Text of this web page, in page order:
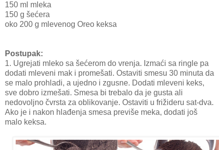
150 ml mleka
150 g šećera
oko 200 g mlevenog Oreo keksa
Postupak:
1. Ugrejati mleko sa šećerom do vrenja. Izmaći sa ringle pa
dodati mleveni mak i promešati. Ostaviti smesu 30 minuta da
se malo prohladi, a ujedno i zgusne. Dodati mleveni keks,
sve dobro izmešati. Smesa bi trebalo da je gusta ali
nedovoljno čvrsta za oblikovanje. Ostaviti u frižideru sat-dva.
Ako je i nakon hlađenja smesa previše meka, dodati još
malo keksa.